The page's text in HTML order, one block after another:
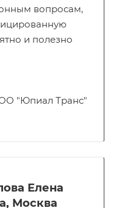
вопросам,
и полезно
"Юпиал Транс"
Елена
Москва